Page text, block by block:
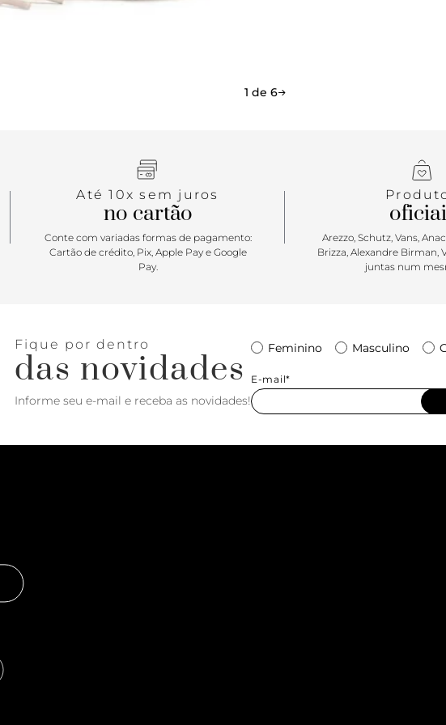
1 de 6
Até 10x sem juros
no cartão
Conte com variadas formas de pagamento:
Cartão de crédito, Pix, Apple Pay e Google
Pay.
Arezzo, Schutz, Vans,
Brizza, Alexandre Birman,
juntas num
Fique por dentro
das novidades
Informe seu e-mail e receba as novidades!
Feminino Masculino
E-mail*